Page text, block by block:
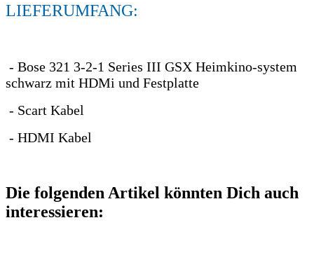
LIEFERUMFANG:
- Bose 321 3-2-1 Series III GSX Heimkino-system
schwarz mit HDMi und Festplatte
- Scart Kabel
- HDMI Kabel
Die folgenden Artikel könnten Dich auch
interessieren: